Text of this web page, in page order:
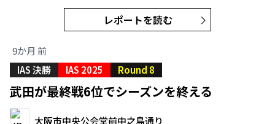
レポートを読む
9か月 前
IAS 決勝
IAS 2025 Round 8
武田が最終戦6位でシーズンを終える
大阪市中央公会堂前中之島通り